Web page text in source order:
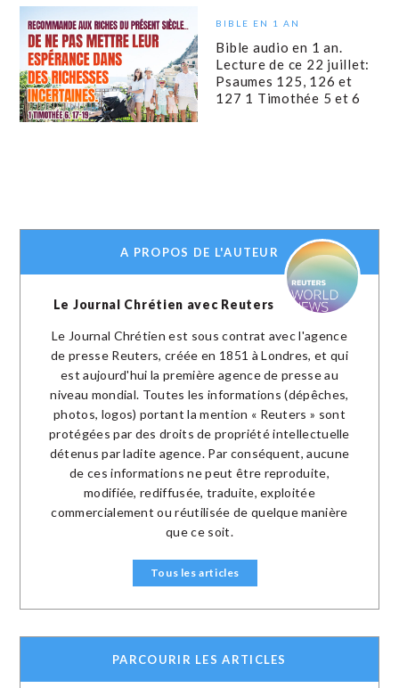
BIBLE EN 1 AN
Bible audio en 1 an.
Lecture de ce 22 juillet:
Psaumes 125, 126 et
127 1 Timothée 5 et 6
A PROPOS DE L'AUTEUR
Le Journal Chrétien avec Reuters
Le Journal Chrétien est sous contrat avec l'agence
de presse Reuters, créée en 1851 à Londres, et qui
est aujourd'hui la première agence de presse au
niveau mondial. Toutes les informations (dépêches,
photos, logos) portant la mention « Reuters » sont
protégées par des droits de propriété intellectuelle
détenus par ladite agence. Par conséquent, aucune
de ces informations ne peut être reproduite,
modifiée, rediffusée, traduite, exploitée
commercialement ou réutilisée de quelque manière
que ce soit.
Tous les articles
PARCOURIR LES ARTICLES